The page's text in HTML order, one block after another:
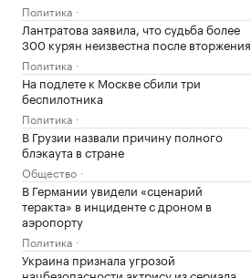
Политика
Лантратова заявила, что судьба более
300 курян неизвестна после вторжения
Политика
На подлете к Москве сбили три
беспилотника
Политика
В Грузии назвали причину полного
блэкаута в стране
Общество
В Германии увидели «сценарий
теракта» в инциденте с дроном в
аэропорту
Политика
Украина признала угрозой
нацбезопасности актрису из сериала